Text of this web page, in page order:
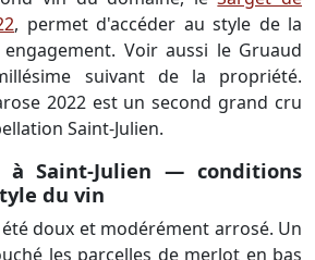
, permet d'accéder au style de la
Voir aussi le Gruaud
suivant de la propriété.
2022 est un second grand cru
Saint-Julien.
à Saint-Julien — conditions
du vin
été doux et modérément arrosé. Un
les parcelles de merlot en bas